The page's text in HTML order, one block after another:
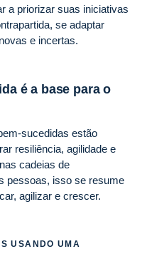
a priorizar suas iniciativas
se adaptar
e incertas.
é a base para o
sucedidas estão
resiliência, agilidade e
cadeias de
pessoas, isso se resume
agilizar e crescer.
USANDO UMA